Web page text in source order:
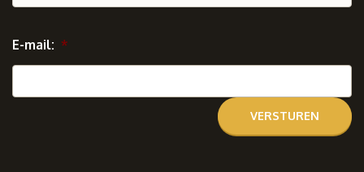
E-mail: *